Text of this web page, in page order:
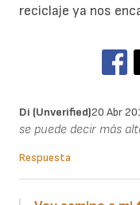
reciclaje ya nos
Di (unverified)20 Abr
se puede decir más
Respuesta